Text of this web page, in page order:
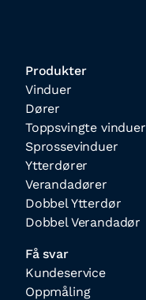
Produkter
Vinduer
Dører
Toppsvingte vinduer
Sprossevinduer
Ytterdører
Verandadører
Dobbel Ytterdør
Dobbel Verandadør
Få svar
Kundeservice
Oppmåling